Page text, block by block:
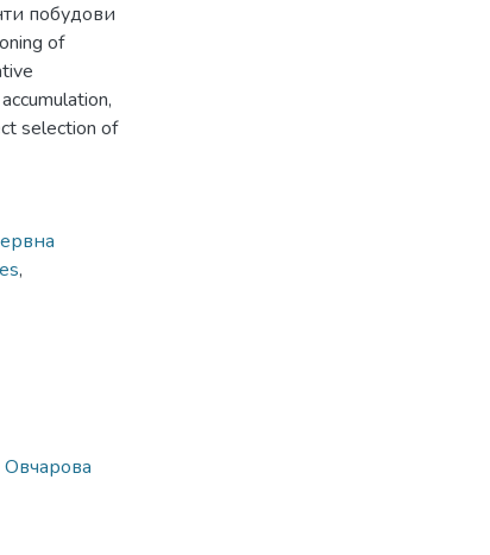
побудови
of
selection of
,
Овчарова